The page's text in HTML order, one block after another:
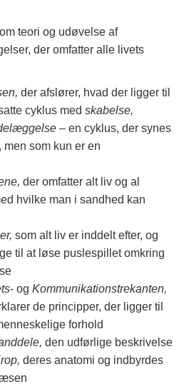
teori og udøvelse af
der omfatter alle livets
der afslører, hvad der ligger til
cyklus med skabelse,
– en cyklus, der synes
som kun er en
der omfatter alt liv og al
hvilke man i sandhed kan
som alt liv er inddelt efter, og
til at løse puslespillet omkring
og Kommunikationstrekanten,
de principper, der ligger til
forhold
den udførlige beskrivelse
deres anatomi og indbyrdes